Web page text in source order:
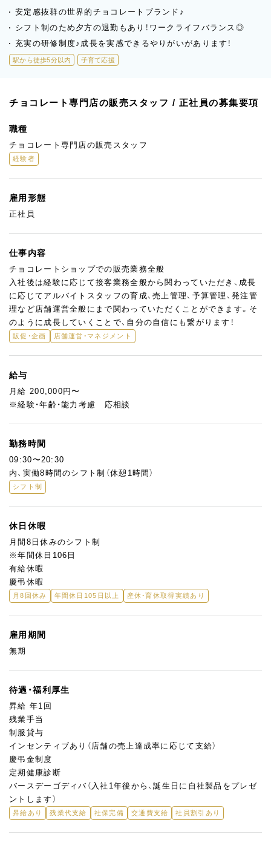
安定感抜群の世界的チョコレートブランド♪
シフト制のため夕方の退勤もあり！ワークライフバランス◎
充実の研修制度♪成長を実感できるやりがいがあります！
駅から徒歩5分以内 子育て応援
チョコレート専門店の販売スタッフ / 正社員の募集要項
職種
チョコレート専門店の販売スタッフ
経験者
雇用形態
正社員
仕事内容
チョコレートショップでの販売業務全般
入社後は経験に応じて接客業務全般から関わっていただき、成長
に応じてアルバイトスタッフの育成、売上管理、予算管理、発注管
理など店舗運営全般にまで関わっていただくことができます。そ
のように成長していくことで、自分の自信にも繋がります！
販促・企画 店舗運営・マネジメント
給与
月給 200,000円〜
※経験・年齢・能力考慮 応相談
勤務時間
09:30〜20:30
内、実働8時間のシフト制（休憩1時間）
シフト制
休日休暇
月間8日休みのシフト制
※年間休日106日
有給休暇
慶弔休暇
月8回休み 年間休日105日以上 産休・育休取得実績あり
雇用期間
無期
待遇・福利厚生
昇給 年1回
残業手当
制服貸与
インセンティブあり（店舗の売上達成率に応じて支給）
慶弔金制度
定期健康診断
バースデーゴディバ（入社1年後から、誕生日に自社製品をプレゼ
ントします）
昇給あり 残業代支給 社保完備 交通費支給 社員割引あり